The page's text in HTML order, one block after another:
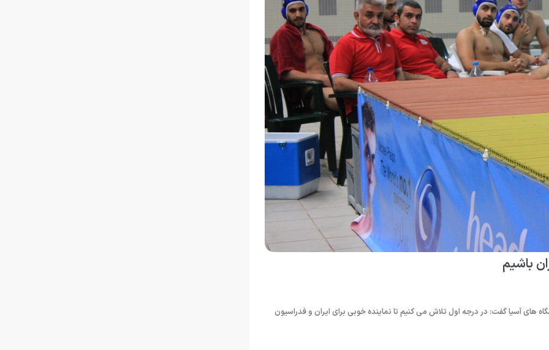
باشیم
های آسیا گفت: در درجه اول تلاش می کنیم تا نماینده خوبی برای ایران و فدراسیون